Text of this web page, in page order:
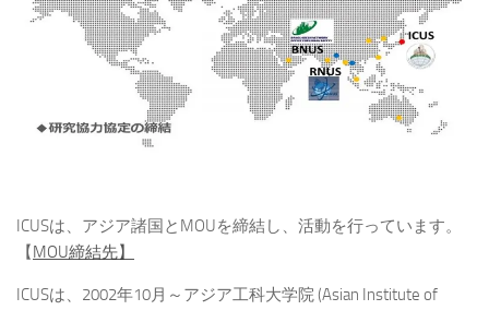
ICUSは、アジア諸国とMOUを締結し、活動を行っています。
【MOU締結先】
ICUSは、2002年10月～アジア工科大学院 (Asian Institute of